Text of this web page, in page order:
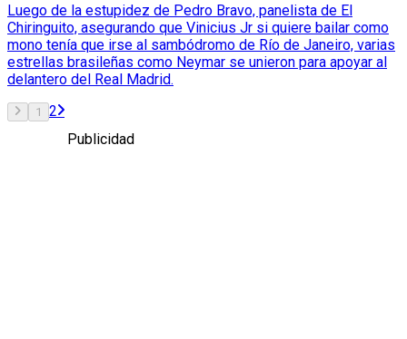
Luego de la estupidez de Pedro Bravo, panelista de El
Chiringuito, asegurando que Vinicius Jr si quiere bailar como
mono tenía que irse al sambódromo de Río de Janeiro, varias
estrellas brasileñas como Neymar se unieron para apoyar al
delantero del Real Madrid.
1
2
Publicidad